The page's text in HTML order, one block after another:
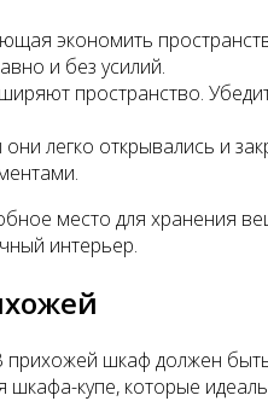
экономить
и без усилий.
пространство.
легко открывались и
место для хранения
интерьер.
прихожей шкаф должен
купе, которые